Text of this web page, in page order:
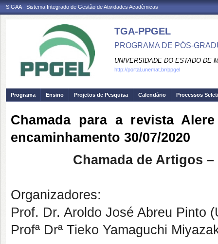
SIGAA - Sistema Integrado de Gestão de Atividades Acadêmicas
TGA-PPGEL
PROGRAMA DE PÓS-
UNIVERSIDADE DO ESTADO DE
http://portal.unemat.br/ppgel
Programa Ensino Projetos de Pesquisa Calendário Processos
Chamada para a revista
encaminhamento 30/07/2020
Chamada de Artigos –
Organizadores:
Prof. Dr. Aroldo José Abreu Pinto
Profª Drª Tieko Yamaguchi